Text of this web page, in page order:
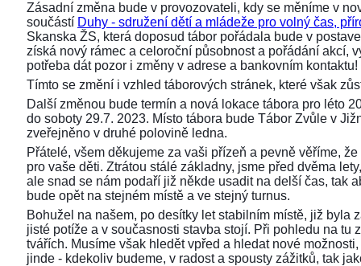
Zásadní změna bude v provozovateli, kdy se měníme v
součástí Duhy - sdružení dětí a mládeže pro volný čas,
Skanska ŽS, která doposud tábor pořádala bude v
získá nový rámec a celoroční působnost a pořádání akcí,
potřeba dát pozor i změny v adrese a bankovním kontaktu!
Tímto se změní i vzhled táborových stránek, které však
Další změnou bude termín a nová lokace tábora pro léto
do soboty 29.7. 2023. Místo tábora bude Tábor Zvůle v
zveřejněno v druhé polovině ledna.
Přátelé, všem děkujeme za vaši přízeň a pevně věříme,
pro vaše děti. Ztrátou stálé základny, jsme před dvěma
ale snad se nám podaří již někde usadit na delší čas, tak
bude opět na stejném místě a ve stejný turnus.
Bohužel na našem, po desítky let stabilním místě, již byla
jisté potíže a v současnosti stavba stojí. Při pohledu na tu
tvářích. Musíme však hledět vpřed a hledat nové
jinde - kdekoliv budeme, v radost a spousty zážitků, tak